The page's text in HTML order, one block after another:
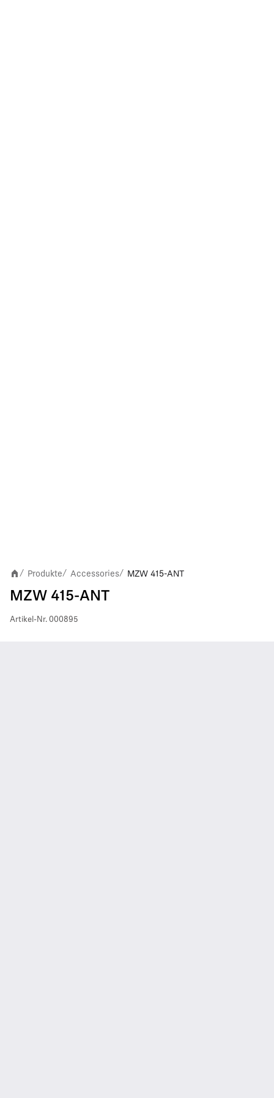
/ Produkte/ Accessories/ MZW 415-ANT
MZW 415-ANT
Artikel-Nr. 000895